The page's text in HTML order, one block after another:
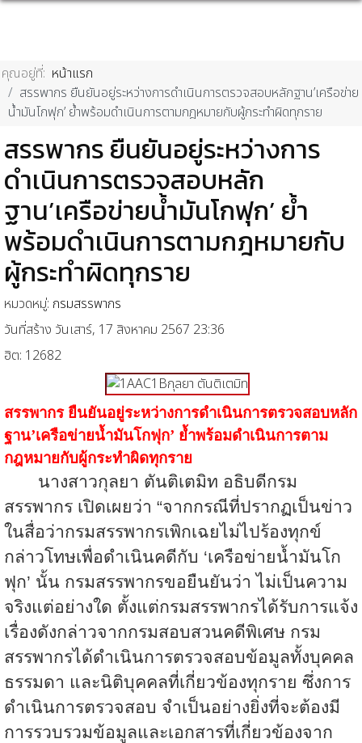
คุณอยู่ที่: หน้าแรก
สรรพากร ยืนยันอยู่ระหว่างการดำเนินการตรวจสอบหลักฐาน’เครือข่าย
น้ำมันโกฟุก’ ย้ำพร้อมดำเนินการตามกฎหมายกับผู้กระทำผิดทุกราย
สรรพากร ยืนยันอยู่ระหว่างการ
ดำเนินการตรวจสอบหลัก
ฐาน’เครือข่ายน้ำมันโกฟุก’ ย้ำ
พร้อมดำเนินการตามกฎหมายกับ
ผู้กระทำผิดทุกราย
หมวดหมู่: กรมสรรพากร
วันที่สร้าง วันเสาร์, 17 สิงหาคม 2567 23:36
ฮิต: 12682
สรรพากร ยืนยันอยู่ระหว่างการดำเนินการตรวจสอบหลัก
ฐาน’เครือข่ายน้ำมันโกฟุก’ ย้ำพร้อมดำเนินการตาม
กฎหมายกับผู้กระทำผิดทุกราย
นางสาวกุลยา ตันติเตมิท อธิบดีกรม
สรรพากร เปิดเผยว่า “จากกรณีที่ปรากฏเป็นข่าว
ในสื่อว่ากรมสรรพากรเพิกเฉยไม่ไปร้องทุกข์
กล่าวโทษเพื่อดำเนินคดีกับ ‘เครือข่ายน้ำมันโก
ฟุก’ นั้น กรมสรรพากรขอยืนยันว่า ไม่เป็นความ
จริงแต่อย่างใด ตั้งแต่กรมสรรพากรได้รับการแจ้ง
เรื่องดังกล่าวจากกรมสอบสวนคดีพิเศษ กรม
สรรพากรได้ดำเนินการตรวจสอบข้อมูลทั้งบุคคล
ธรรมดา และนิติบุคคลที่เกี่ยวข้องทุกราย ซึ่งการ
ดำเนินการตรวจสอบ จำเป็นอย่างยิ่งที่จะต้องมี
การรวบรวมข้อมูลและเอกสารที่เกี่ยวข้องจาก